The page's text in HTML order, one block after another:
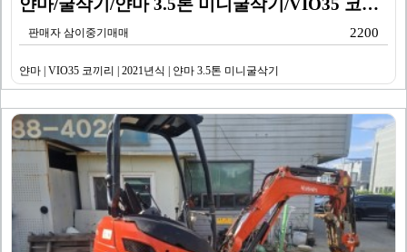
얀마/굴삭기/얀마 3.5톤 미니굴삭기/VIO35 코끼리…
판매자 삼이중기매매 2200
얀마 | VIO35 코끼리 | 2021년식 | 얀마 3.5톤 미니굴삭기